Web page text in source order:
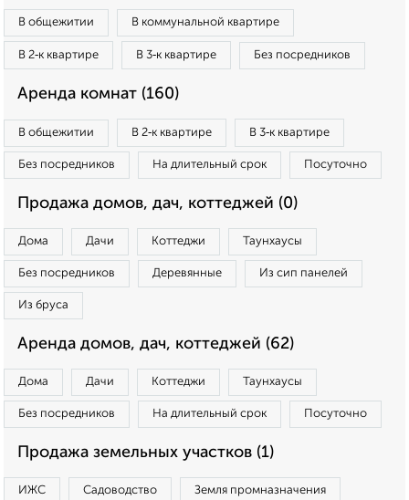
В общежитии В коммунальной квартире
В 2‑к квартире В 3‑к квартире Без посредников
Аренда комнат (160)
В общежитии В 2‑к квартире В 3‑к квартире
Без посредников На длительный срок Посуточно
Продажа домов, дач, коттеджей (0)
Дома Дачи Коттеджи Таунхаусы
Без посредников Деревянные Из сип панелей
Из бруса
Аренда домов, дач, коттеджей (62)
Дома Дачи Коттеджи Таунхаусы
Без посредников На длительный срок Посуточно
Продажа земельных участков (1)
ИЖС Садоводство Земля промназначения